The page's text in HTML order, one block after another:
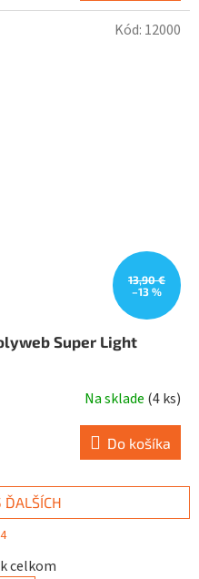
13,90 €
–13 %
Super Light
Na sklade (4 ks)
Do košíka
Kód: 12000
ĎALŠÍCH
4
celkom